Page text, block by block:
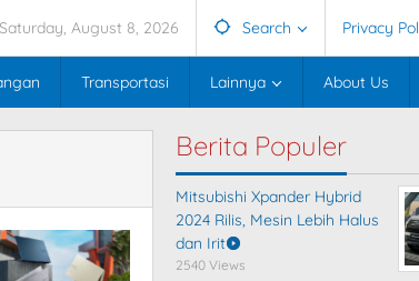
Saturday, August 8, 2026 Search Privacy
Transportasi Lainnya About Us
Berita Populer
Mitsubishi Xpander Hybrid
2024 Rilis, Mesin Lebih Halus
dan Irit
2540 Views